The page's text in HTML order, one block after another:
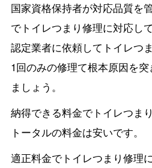
国家資格保持者が対応品質を
でトイレつまり修理に対応し
認定業者に依頼してトイレつ
1回のみの修理て根本原因を
ましょう。
納得できる料金でトイレつま
トータルの料金は安いです。
適正料金でトイレつまり修理